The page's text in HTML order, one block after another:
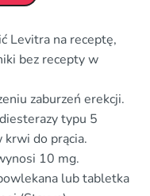
Levitra na receptę,
bez recepty w
zaburzeń erekcji.
typu 5
krwi do prącia.
10 mg.
lub tabletka